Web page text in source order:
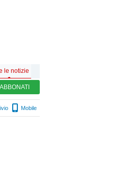
le notizie
ABBONATI
Mobile